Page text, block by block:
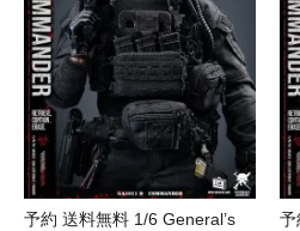
予約 送料無料 1/6 General’s
予